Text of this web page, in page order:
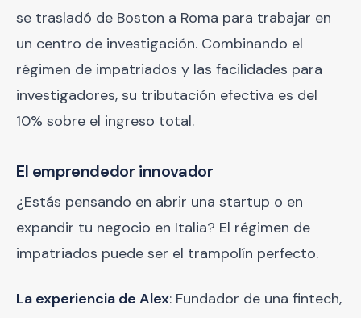
se trasladó de Boston a Roma para trabajar en
un centro de investigación. Combinando el
régimen de impatriados y las facilidades para
investigadores, su tributación efectiva es del
10% sobre el ingreso total.
El emprendedor innovador
¿Estás pensando en abrir una startup o en
expandir tu negocio en Italia? El régimen de
impatriados puede ser el trampolín perfecto.
La experiencia de Alex: Fundador de una fintech,